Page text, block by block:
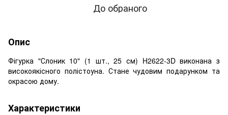
До обраного
Опис
Фігурка "Слоник 10" (1 шт., 25 см) H2622-3D виконана з
високоякісного полістоуна. Стане чудовим подарунком та
окрасою дому.
Характеристики